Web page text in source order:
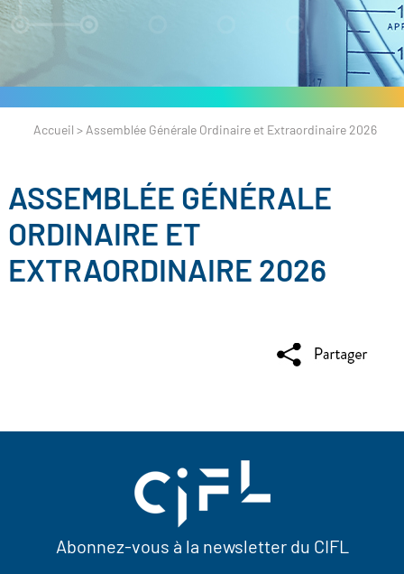
Accueil > Assemblée Générale Ordinaire et Extraordinaire 2026
ASSEMBLÉE GÉNÉRALE
ORDINAIRE ET
EXTRAORDINAIRE 2026
Abonnez-vous à la newsletter du CIFL